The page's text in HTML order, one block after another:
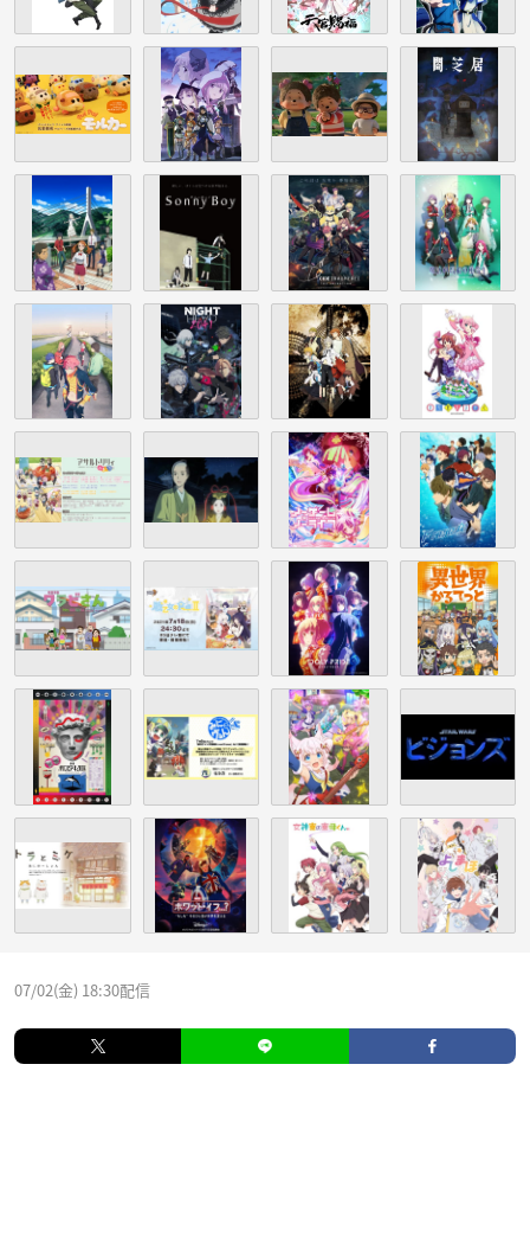
07/02(金) 18:30配信